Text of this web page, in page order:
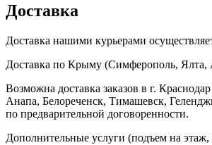
Доставка
Доставка нашими курьерами
Доставка по Крыму (Симферополь, Ялта,
Возможна доставка заказов в г.
Анапа, Белореченск, Тимашевск,
по предварительной договоренности.
Дополнительные услуги (подъем на этаж,